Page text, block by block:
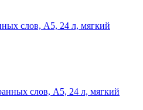
слов, А5, 24 л, мягкий